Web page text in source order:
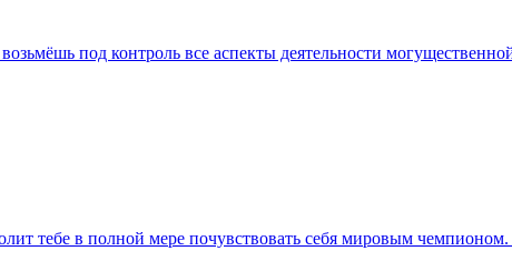
возьмёшь под контроль все аспекты деятельности
тебе в полной мере почувствовать себя мировым